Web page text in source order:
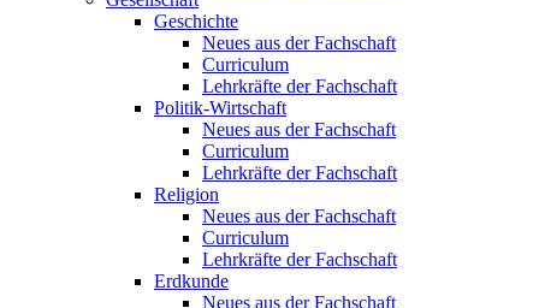
Geschichte
Neues aus der Fachschaft
Curriculum
Lehrkräfte der Fachschaft
Politik-Wirtschaft
Neues aus der Fachschaft
Curriculum
Lehrkräfte der Fachschaft
Religion
Neues aus der Fachschaft
Curriculum
Lehrkräfte der Fachschaft
Erdkunde
Neues aus der Fachschaft